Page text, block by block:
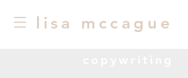
lisa mccague